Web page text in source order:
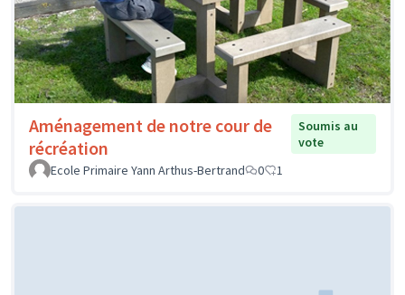
Aménagement de notre cour de
récréation
Soumis au
vote
Ecole Primaire Yann Arthus-Bertrand
0 1